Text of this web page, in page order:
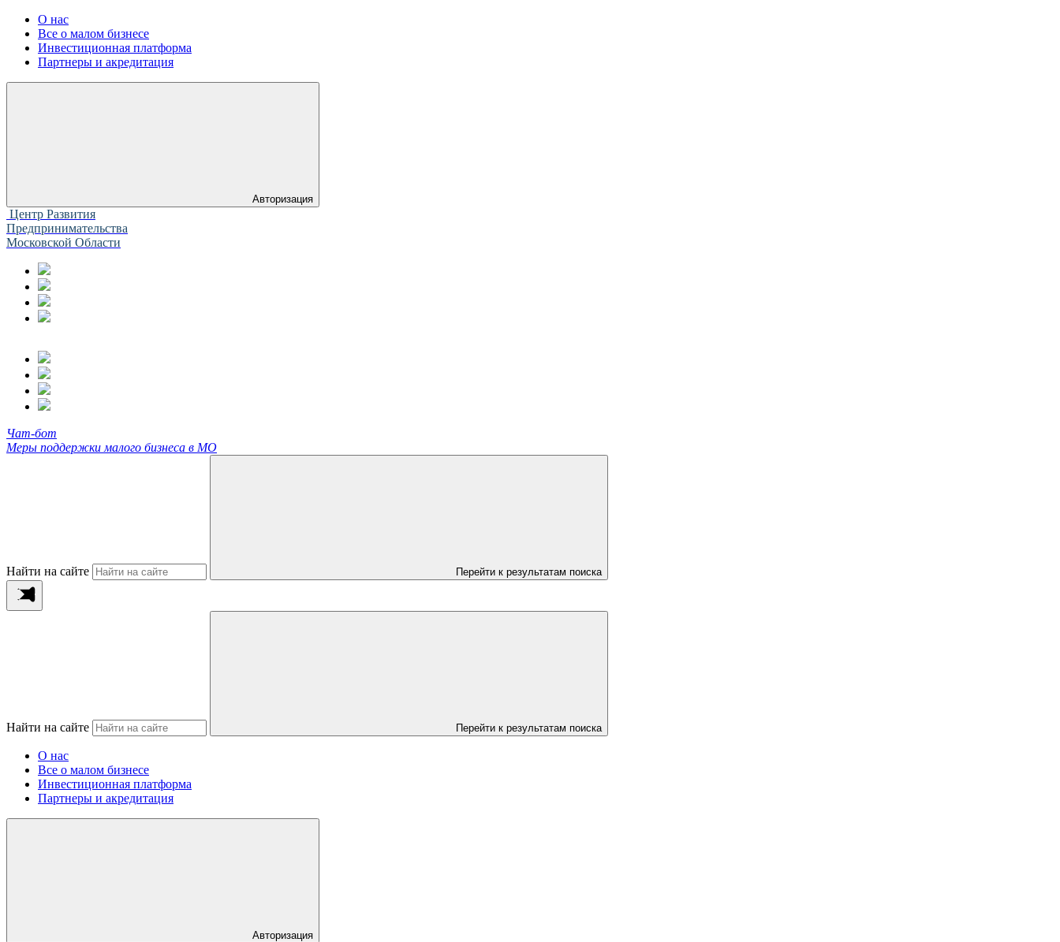
О нас
Все о малом бизнесе
Инвестиционная платформа
Партнеры и акредитация
Авторизация
Центр Развития
Предпринимательства
Московской Области
Чат-бот
Меры поддержки малого бизнеса в МО
Найти на сайте Перейти к результатам поиска
Найти на сайте Перейти к результатам поиска
О нас
Все о малом бизнесе
Инвестиционная платформа
Партнеры и акредитация
Авторизация